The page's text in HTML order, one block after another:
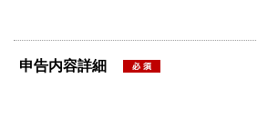
申告内容詳細